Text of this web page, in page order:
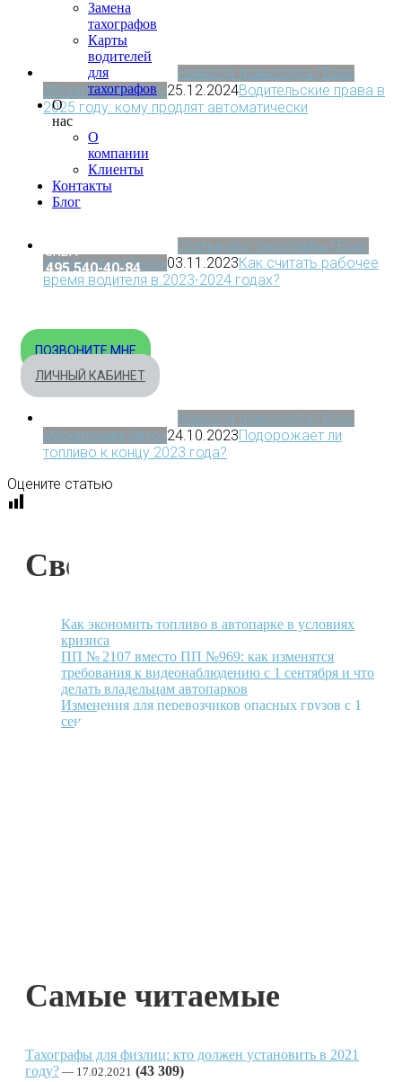
Замена
тахографов
Карты
водителей
для
тахографов
О
нас
О
компании
Клиенты
Контакты
Блог
МОСКВА
+7 495 540-40-84
ПОЗВОНИТЕ МНЕ
ЛИЧНЫЙ КАБИНЕТ
Новости транспорта | Блог
«МониторингАвто»25.12.2024Водительские права в
2025 году: кому продлят автоматически
Статьи про тахографы | Блог
«МониторингАвто»03.11.2023Как считать рабочее
время водителя в 2023-2024 годах?
Новости транспорта | Блог
«МониторингАвто»24.10.2023Подорожает ли
топливо к концу 2023 года?
Оцените статью
Свежие статьи
Как экономить топливо в автопарке в условиях
кризиса
ПП № 2107 вместо ПП №969: как изменятся
требования к видеонаблюдению с 1 сентября и что
делать владельцам автопарков
Изменения для перевозчиков опасных грузов с 1
сентября 2026: к чему готовиться
Самые читаемые
Тахографы для физлиц: кто должен установить в 2021
году?
17.02.2021 (43 309)